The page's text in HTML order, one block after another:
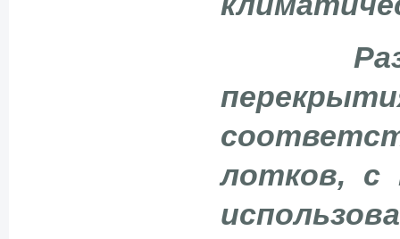
лотков, с